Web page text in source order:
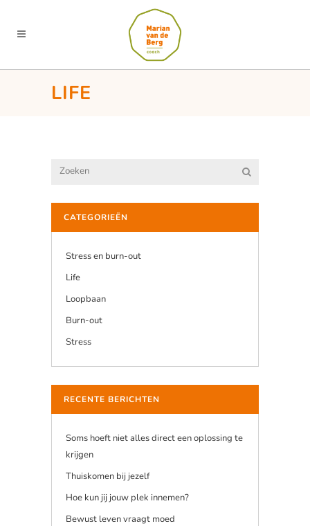
LIFE
CATEGORIEËN
Stress en burn-out
Life
Loopbaan
Burn-out
Stress
RECENTE BERICHTEN
Soms hoeft niet alles direct een oplossing te
krijgen
Thuiskomen bij jezelf
Hoe kun jij jouw plek innemen?
Bewust leven vraagt moed